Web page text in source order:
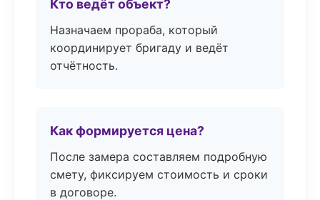
Кто ведёт объект?
Назначаем прораба, который
координирует бригаду и ведёт
отчётность.
Как формируется цена?
После замера составляем подробную
смету, фиксируем стоимость и сроки
в договоре.